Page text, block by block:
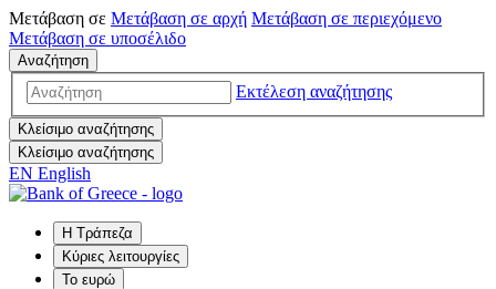
Μετάβαση σε Μετάβαση σε αρχή Μετάβαση σε περιεχόμενο
Μετάβαση σε υποσέλιδο
Αναζήτηση
Εκτέλεση αναζήτησης
Κλείσιμο αναζήτησης
Κλείσιμο αναζήτησης
EN English
Η Τράπεζα
Κύριες λειτουργίες
Το ευρώ